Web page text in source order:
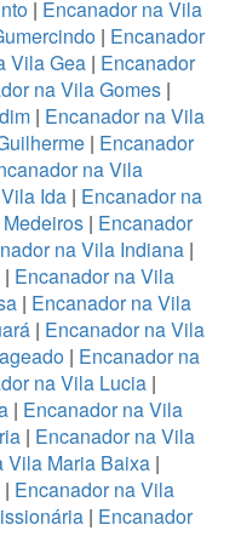
| Encanador na Vila
| Encanador
Vila Gea| Encanador
na Vila Gomes|
| Encanador na Vila
| Encanador
na Vila
Ida| Encanador na
| Encanador
na Vila Indiana|
| Encanador na Vila
| Encanador na Vila
| Encanador na Vila
| Encanador na
na Vila Lucia|
| Encanador na Vila
| Encanador na Vila
Vila Maria Baixa|
| Encanador na Vila
| Encanador